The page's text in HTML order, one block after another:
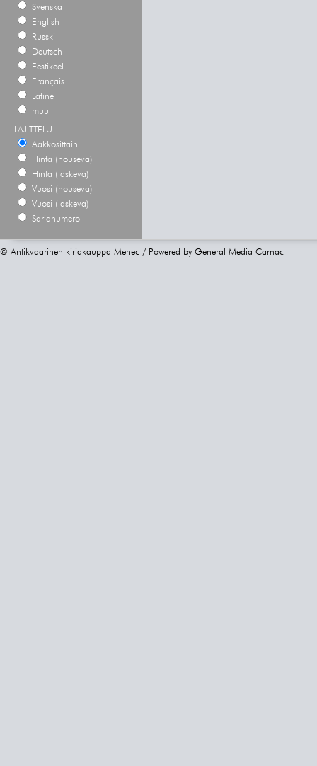
Svenska
English
Russki
Deutsch
Eestikeel
Français
Latine
muu
LAJITTELU
Aakkosittain
Hinta (nouseva)
Hinta (laskeva)
Vuosi (nouseva)
Vuosi (laskeva)
Sarjanumero
© Antikvaarinen kirjakauppa Menec / Powered by General Media Carnac